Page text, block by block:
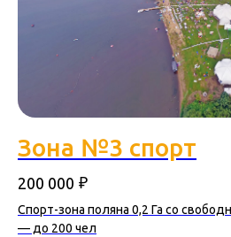
Зона №3 спорт
200 000 ₽
Спорт-зона поляна 0,2 Га со
— до 200 чел